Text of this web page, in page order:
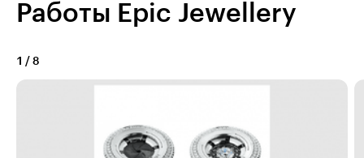
Работы Epic Jewellery
1 / 8